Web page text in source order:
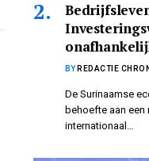
BY REDACTIE
De Surinaamse
behoefte aan een
internationaal…